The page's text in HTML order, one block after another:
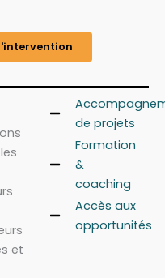
et
de projets
Formation
&
coaching
Accès aux
opportunités